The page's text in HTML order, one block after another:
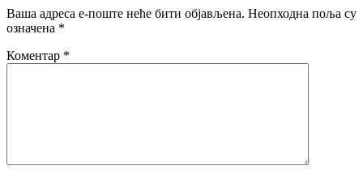
Ваша адреса е-поште неће бити објављена. Неопходна поља су
означена *
Коментар *